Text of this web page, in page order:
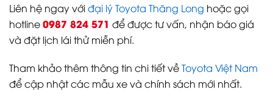
Liên hệ ngay vớiđại lý Toyota Thăng Long hoặc gọi
hotline0987 824 571 để được tư vấn, nhận báo giá
và đặt lịch lái thử miễn phí.
Tham khảo thêm thông tin chi tiết vềToyota Việt Nam
để cập nhật các mẫu xe và chính sách mới nhất.